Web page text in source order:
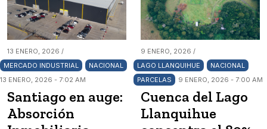
13 ENERO, 2026 /
MERCADO INDUSTRIAL
NACIONAL
13 ENERO, 2026 - 7:02 AM
Santiago en auge:
Absorción
9 ENERO, 2026 /
LAGO LLANQUIHUE
NACIONAL
PARCELAS
9 ENERO, 2026 - 7:00 AM
Cuenca del Lago
Llanquihue